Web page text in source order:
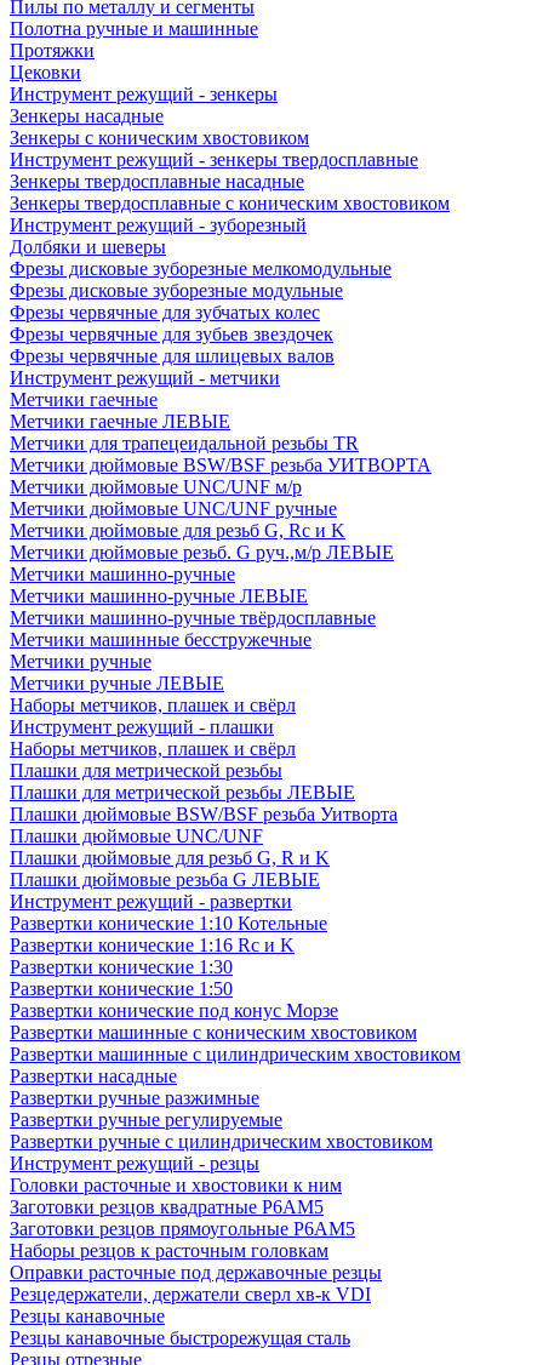
Пилы по металлу и сегменты
Полотна ручные и машинные
Протяжки
Цековки
Инструмент режущий - зенкеры
Зенкеры насадные
Зенкеры с коническим хвостовиком
Инструмент режущий - зенкеры твердосплавные
Зенкеры твердосплавные насадные
Зенкеры твердосплавные с коническим хвостовиком
Инструмент режущий - зуборезный
Долбяки и шеверы
Фрезы дисковые зуборезные мелкомодульные
Фрезы дисковые зуборезные модульные
Фрезы червячные для зубчатых колес
Фрезы червячные для зубьев звездочек
Фрезы червячные для шлицевых валов
Инструмент режущий - метчики
Метчики гаечные
Метчики гаечные ЛЕВЫЕ
Метчики для трапецеидальной резьбы TR
Метчики дюймовые BSW/BSF резьба УИТВОРТА
Метчики дюймовые UNC/UNF м/р
Метчики дюймовые UNC/UNF ручные
Метчики дюймовые для резьб G, Rc и K
Метчики дюймовые резьб. G руч.,м/р ЛЕВЫЕ
Метчики машинно-ручные
Метчики машинно-ручные ЛЕВЫЕ
Метчики машинно-ручные твёрдосплавные
Метчики машинные бесстружечные
Метчики ручные
Метчики ручные ЛЕВЫЕ
Наборы метчиков, плашек и свёрл
Инструмент режущий - плашки
Наборы метчиков, плашек и свёрл
Плашки для метрической резьбы
Плашки для метрической резьбы ЛЕВЫЕ
Плашки дюймовые BSW/BSF резьба Уитворта
Плашки дюймовые UNC/UNF
Плашки дюймовые для резьб G, R и K
Плашки дюймовые резьба G ЛЕВЫЕ
Инструмент режущий - развертки
Развертки конические 1:10 Котельные
Развертки конические 1:16 Rc и K
Развертки конические 1:30
Развертки конические 1:50
Развертки конические под конус Морзе
Развертки машинные с коническим хвостовиком
Развертки машинные с цилиндрическим хвостовиком
Развертки насадные
Развертки ручные разжимные
Развертки ручные регулируемые
Развертки ручные с цилиндрическим хвостовиком
Инструмент режущий - резцы
Головки расточные и хвостовики к ним
Заготовки резцов квадратные Р6АМ5
Заготовки резцов прямоугольные Р6АМ5
Наборы резцов к расточным головкам
Оправки расточные под державочные резцы
Резцедержатели, держатели сверл хв-к VDI
Резцы канавочные
Резцы канавочные быстрорежущая сталь
Резцы отрезные